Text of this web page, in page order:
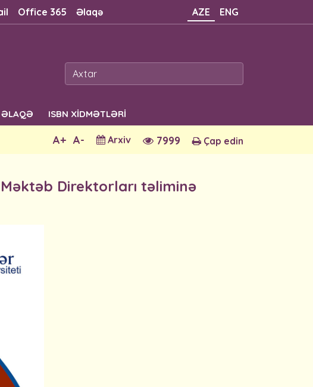
Office 365 Əlaqə AZE ENG
ƏLAQƏ ISBN XİDMƏTLƏRİ
Çap edin
7999
Arxiv
A-
A+
Direktorları təliminə